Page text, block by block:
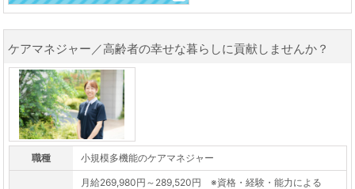
ケアマネジャー／高齢者の幸せな暮らしに貢献しませんか？
職種 小規模多機能のケアマネジャー
月給269,980円～289,520円 ※資格・経験・能力による